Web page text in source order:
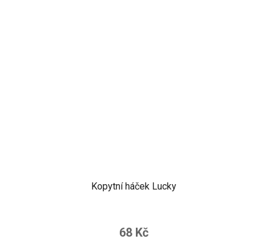
Kopytní háček Lucky
68 Kč